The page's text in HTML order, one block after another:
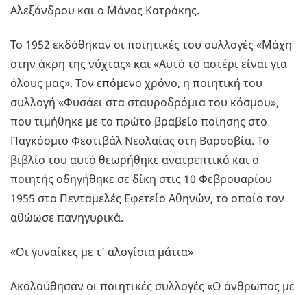
Αλεξάνδρου και ο Μάνος Κατράκης.
Το 1952 εκδόθηκαν οι ποιητικές του συλλογές «Μάχη
στην άκρη της νύχτας» και «Αυτό το αστέρι είναι για
όλους μας». Τον επόμενο χρόνο, η ποιητική του
συλλογή «Φυσάει στα σταυροδρόμια του κόσμου»,
που τιμήθηκε με το πρώτο βραβείο ποίησης στο
Παγκόσμιο Φεστιβάλ Νεολαίας στη Βαρσοβία. Το
βιβλίο του αυτό θεωρήθηκε ανατρεπτικό και ο
ποιητής οδηγήθηκε σε δίκη στις 10 Φεβρουαρίου
1955 στο Πενταμελές Εφετείο Αθηνών, το οποίο τον
αθώωσε πανηγυρικά.
«Οι γυναίκες με τ’ αλογίσια μάτια»
Ακολούθησαν οι ποιητικές συλλογές «Ο άνθρωπος με